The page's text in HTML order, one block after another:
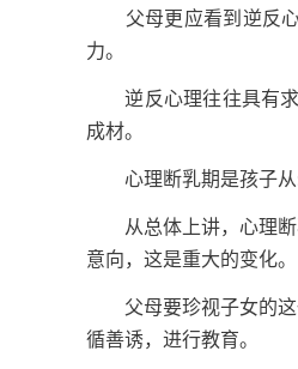
父母更应看到逆反心
力。
逆反心理往往具有求
成材。
心理断乳期是孩子从
从总体上讲，心理断
意向，这是重大的变化。
父母要珍视子女的这
循善诱，进行教育。